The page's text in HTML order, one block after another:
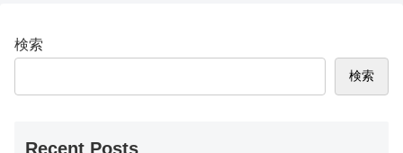
検索
検索
Recent Posts